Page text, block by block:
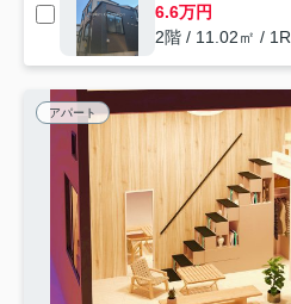
6.6万円
2階 / 11.02㎡ / 1R
アパート